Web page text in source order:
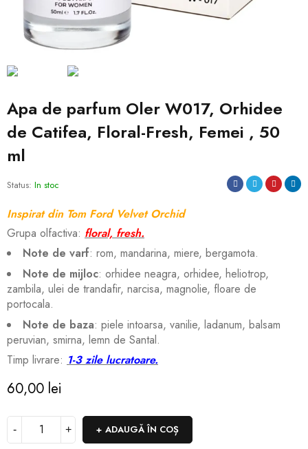
Apa de parfum Oler W017, Orhidee
de Catifea, Floral-Fresh, Femei , 50
ml
Status: In stoc
Inspirat din Tom Ford Velvet Orchid
Grupa olfactiva: floral, fresh.
Note de varf: rom, mandarina, miere, bergamota.
Note de mijloc: orhidee neagra, orhidee, heliotrop,
zambila, ulei de trandafir, narcisa, magnolie, floare de
portocala.
Note de baza: piele intoarsa, vanilie, ladanum, balsam
peruvian, smirna, lemn de Santal.
Timp livrare: 1-3 zile lucratoare.
60,00 lei
ADAUGĂ ÎN COȘ